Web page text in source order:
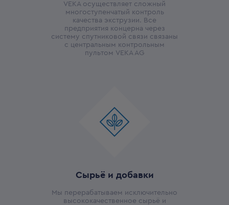
VEKA осуществляет сложный
многоступенчатый контроль
качества экструзии. Все
предприятия концерна через
систему спутниковой связи связаны
с центральным контрольным
пультом VEKA AG
Сырьё и добавки
Мы перерабатываем исключительно
высококачественное сырьё и